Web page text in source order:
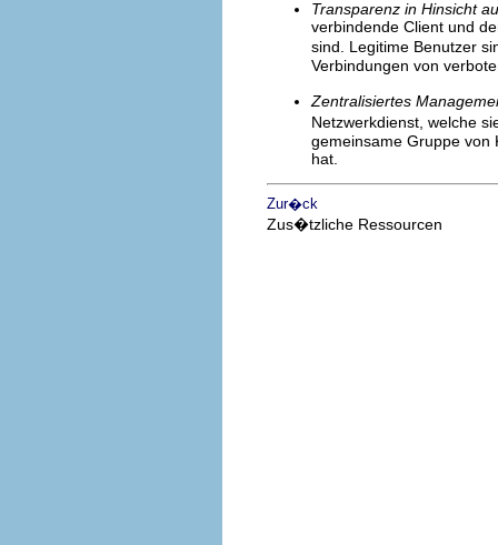
Transparenz in Hinsicht
verbindende Client und
sind. Legitime Benutzer
Verbindungen von
Zentralisiertes
Netzwerkdienst, welche
gemeinsame Gruppe von
hat.
Zur�ck
Zus�tzliche Ressourcen